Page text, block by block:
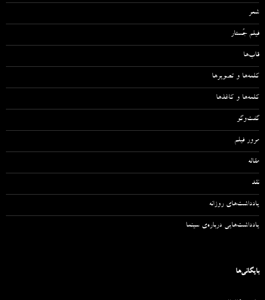
شعر
فیلم جُستار
قاب‌ها
کلمه‌ها و تصویرها
کلمه‌ها و کاغذها
گفت‌وگو
مرور فیلم
مقاله‌
نقد
یادداشت‌های روزانه
یادداشت‌هایی درباره‌ی سینما
بایگانی‌ها